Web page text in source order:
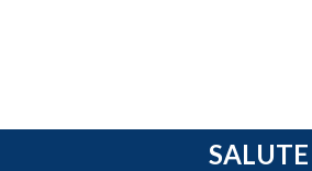
SALUTE